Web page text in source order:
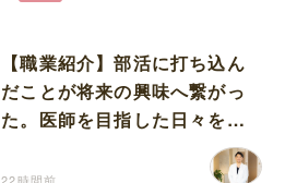
【職業紹介】部活に打ち込ん
だことが将来の興味へ繋がっ
た。医師を目指した日々を振